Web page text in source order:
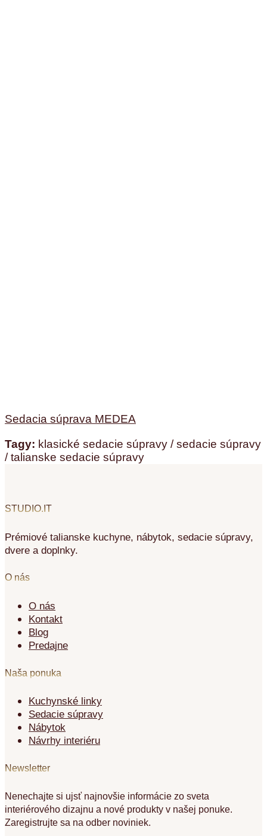
Sedacia súprava MEDEA
Tagy: klasické sedacie súpravy / sedacie súpravy
/ talianske sedacie súpravy
STUDIO.IT
Prémiové talianske kuchyne, nábytok, sedacie súpravy,
dvere a doplnky.
O nás
O nás
Kontakt
Blog
Predajne
Naša ponuka
Kuchynské linky
Sedacie súpravy
Nábytok
Návrhy interiéru
Newsletter
Nenechajte si ujsť najnovšie informácie zo sveta
interiérového dizajnu a nové produkty v našej ponuke.
Zaregistrujte sa na odber noviniek.